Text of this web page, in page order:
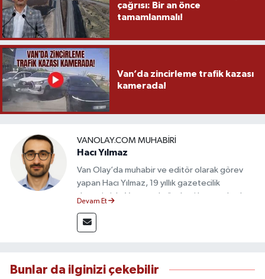
çağrısı: Bir an önce
tamamlanmalı!
Van’da zincirleme trafik kazası
kamerada!
VANOLAY.COM MUHABIRI
Hacı Yılmaz
Van Olay’da muhabir ve editör olarak görev
yapan Hacı Yılmaz, 19 yıllık gazetecilik
deneyimiyle Van yerel gündemi başta olmak
takip etmektedir. Editoryal sürece katkı sunan
Yılmaz, tarafsızlık, doğruluk ve etik ilkeler
bilgilendirmektedir.
Devam Et
Bunlar da ilginizi çekebilir